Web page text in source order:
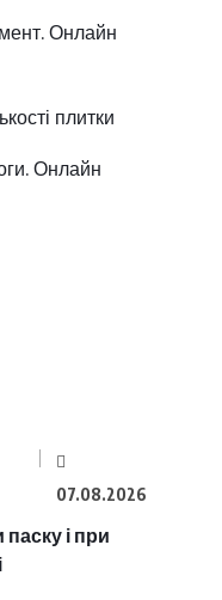
Онлайн
плитки
Онлайн
07.08.2026
паску і при